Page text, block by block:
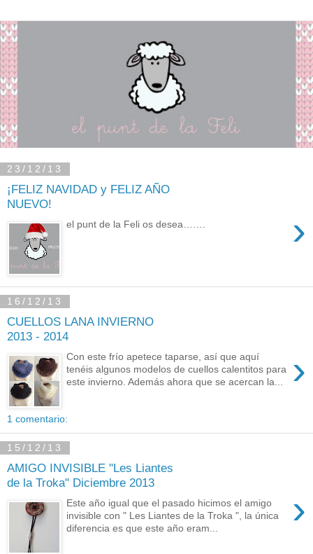
23/12/13
¡FELIZ NAVIDAD y FELIZ AÑO
NUEVO!
›
el punt de la Feli os desea…….
16/12/13
CUELLOS LANA INVIERNO
2013 - 2014
›
Con este frío apetece taparse, así que aquí
tenéis algunos modelos de cuellos calentitos para
este invierno. Además ahora que se acercan la...
1 comentario:
15/12/13
AMIGO INVISIBLE "Les Liantes
de la Troka" Diciembre 2013
›
Este año igual que el pasado hicimos el amigo
invisible con " Les Liantes de la Troka ", la única
diferencia es que este año eram...